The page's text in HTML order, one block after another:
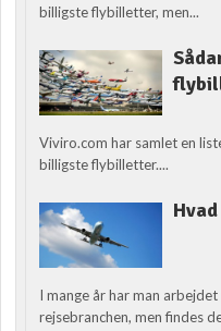
billigste flybilletter, men...
Viviro.com har samlet en
billigste flybilletter....
I mange år har man
rejsebranchen, men findes